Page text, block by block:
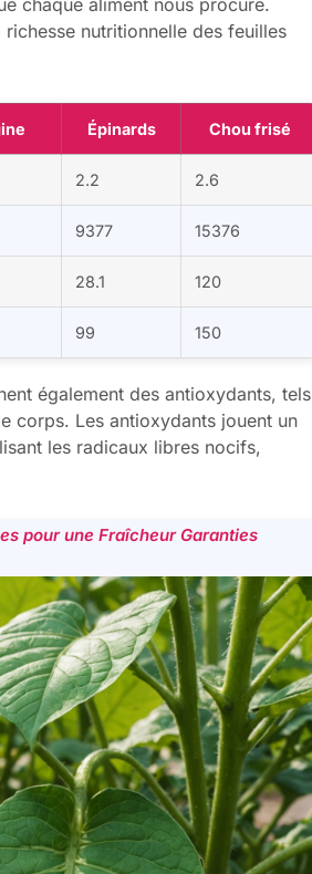
chaque aliment nous procure.
nutritionnelle des feuilles
Épinards Chou frisé
2.2 2.6
9377 15376
28.1 120
99 150
également des antioxydants, tels
corps. Les antioxydants jouent un
les radicaux libres nocifs,
pour une Fraîcheur Garanties